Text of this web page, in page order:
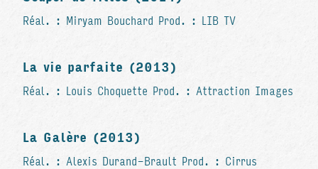
Réal. : Miryam Bouchard Prod. : LIB TV
La vie parfaite (2013)
Réal. : Louis Choquette Prod. : Attraction Images
La Galère (2013)
Réal. : Alexis Durand-Brault Prod. : Cirrus